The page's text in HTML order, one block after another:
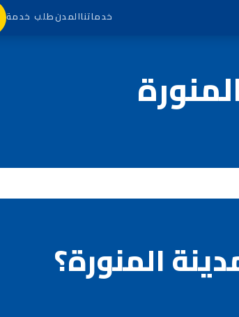
خدماتناالمدنطلب خدمة
المنورة؟